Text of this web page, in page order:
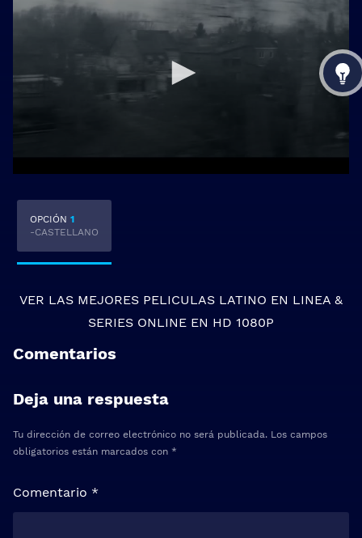
OPCIÓN 1
-CASTELLANO
VER LAS MEJORES PELICULAS LATINO EN LINEA &
SERIES ONLINE EN HD 1080P
Comentarios
Deja una respuesta
Tu dirección de correo electrónico no será publicada. Los campos
obligatorios están marcados con *
Comentario *